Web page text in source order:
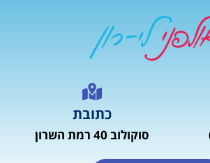
כתובת
סוקולוב 40 רמת השרון